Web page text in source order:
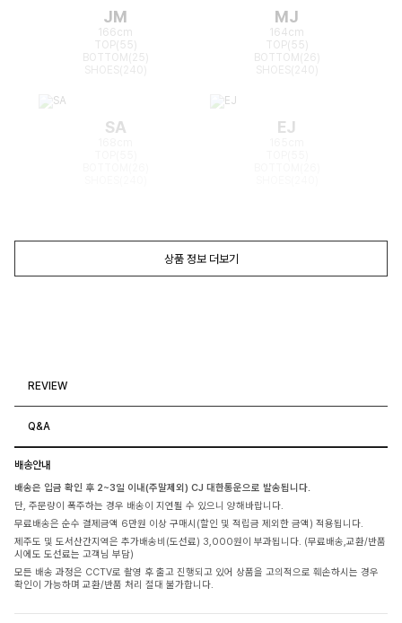
JM
166cm
TOP(55)
BOTTOM(25)
MJ
164cm
TOP(55)
BOTTOM(26)
SA EJ
상품 정보 더보기
REVIEW
Q&A
배송안내
배송은 입금 확인 후 2~3일 이내(주말제외) CJ 대한통운으로 발송됩니다.
단, 주문량이 폭주하는 경우 배송이 지연될 수 있으니 양해바랍니다.
무료배송은 순수 결제금액 6만원 이상 구매시(할인 및 적립금 제외한 금액) 적용됩니다.
제주도 및 도서산간지역은 추가배송비(도선료) 3,000원이 부과됩니다. (무료배송,교환/반품
시에도 도선료는 고객님 부담)
모든 배송 과정은 CCTV로 촬영 후 출고 진행되고 있어 상품을 고의적으로 훼손하시는 경우
확인이 가능하며 교환/반품 처리 절대 불가합니다.